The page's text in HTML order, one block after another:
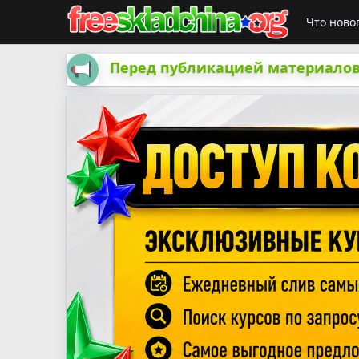
Что
Перед публикацией